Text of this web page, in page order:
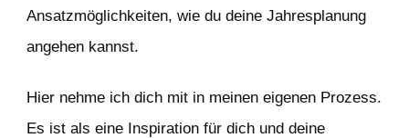
Ansatzmöglichkeiten, wie du deine Jahresplanung
angehen kannst.
Hier nehme ich dich mit in meinen eigenen Prozess.
Es ist als eine Inspiration für dich und deine